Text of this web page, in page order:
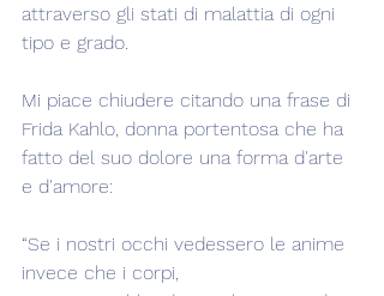
attraverso gli stati di malattia di ogni
tipo e grado.
Mi piace chiudere citando una frase di
Frida Kahlo, donna portentosa che ha
fatto del suo dolore una forma d'arte
e d'amore:
“Se i nostri occhi vedessero le anime
invece che i corpi,